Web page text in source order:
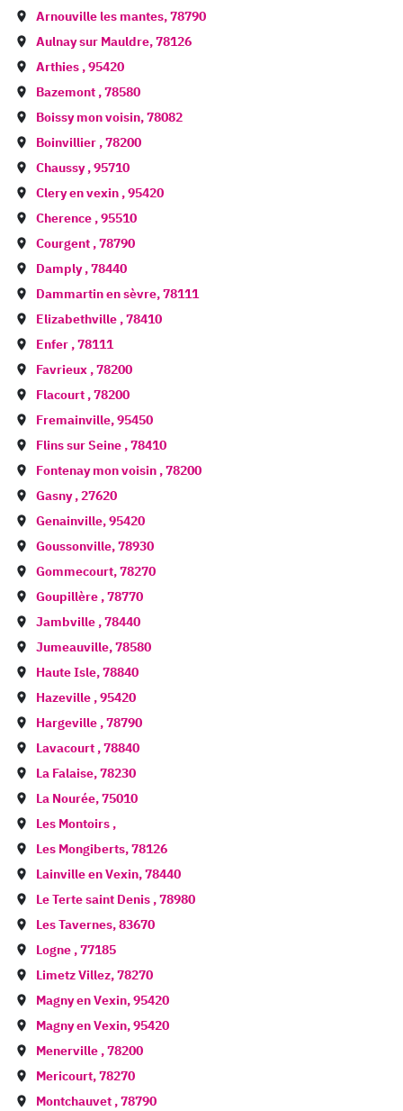
Arnouville les mantes,78790
Aulnay sur Mauldre,78126
Arthies ,95420
Bazemont ,78580
Boissy mon voisin,78082
Boinvillier ,78200
Chaussy,95710
Clery en vexin ,95420
Cherence ,95510
Courgent ,78790
Damply,78440
Dammartin en sèvre,78111
Elizabethville ,78410
Enfer ,78111
Favrieux ,78200
Flacourt ,78200
Fremainville,95450
Flins sur Seine ,78410
Fontenay mon voisin ,78200
Gasny,27620
Genainville,95420
Goussonville,78930
Gommecourt,78270
Goupillère ,78770
Jambville ,78440
Jumeauville,78580
Haute Isle,78840
Hazeville ,95420
Hargeville ,78790
Lavacourt ,78840
La Falaise,78230
La Nourée,75010
Les Montoirs ,
Les Mongiberts,78126
Lainville en Vexin,78440
Le Terte saint Denis ,78980
Les Tavernes,83670
Logne ,77185
Limetz Villez,78270
Magny en Vexin,95420
Magny en Vexin,95420
Menerville ,78200
Mericourt,78270
Montchauvet ,78790